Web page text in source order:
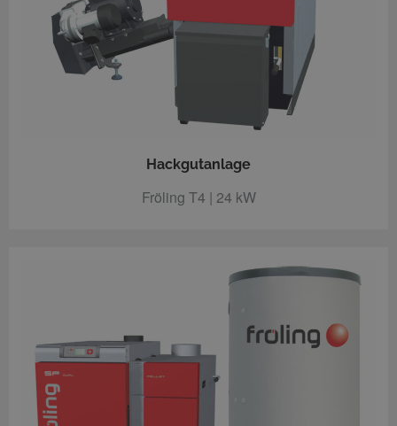
Hackgutanlage
Fröling T4 | 24 kW